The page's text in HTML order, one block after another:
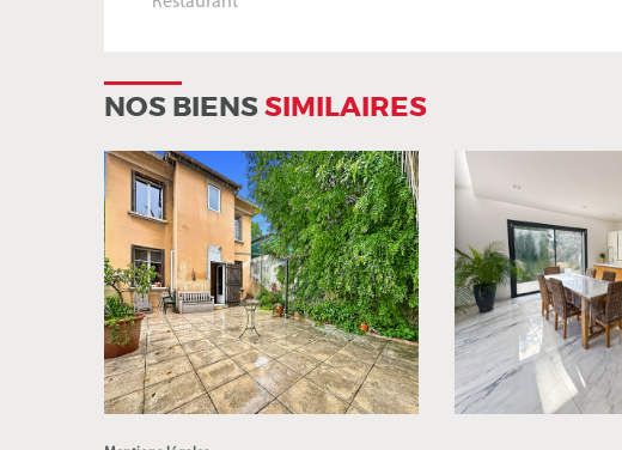
NOS BIENSSIMILAIRES